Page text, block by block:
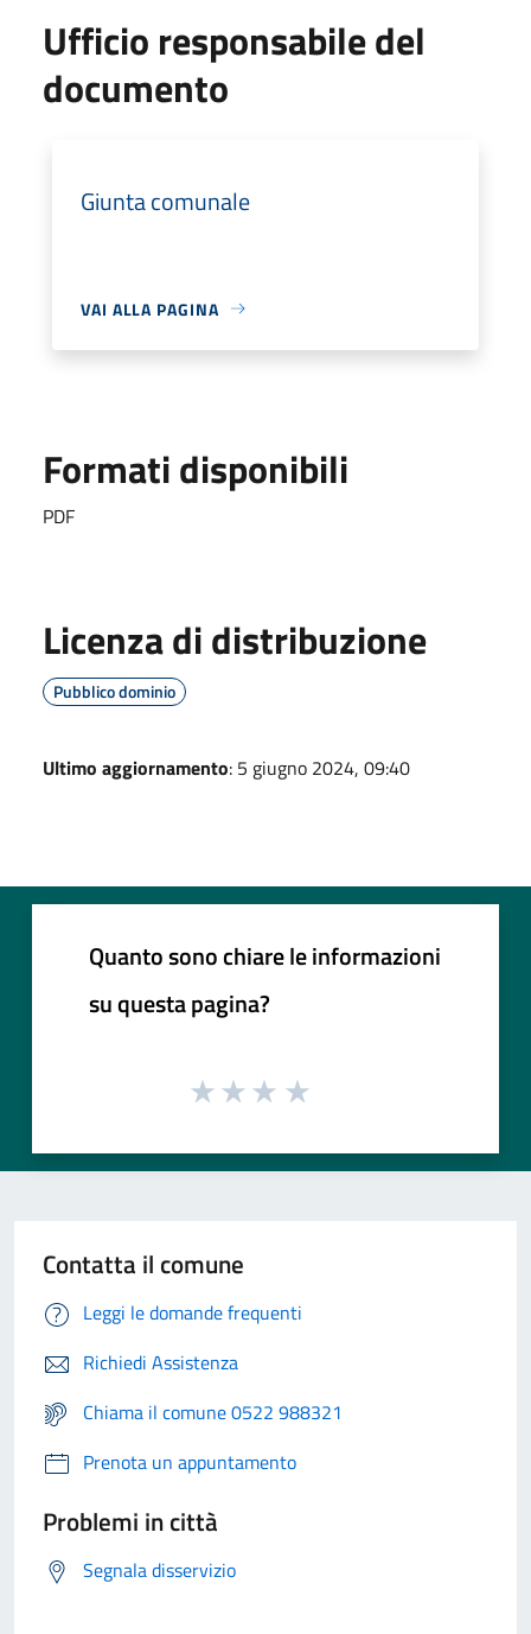
Ufficio responsabile del
documento
Giunta comunale
VAI ALLA PAGINA
Formati disponibili
PDF
Licenza di distribuzione
Pubblico dominio
Ultimo aggiornamento: 5 giugno 2024, 09:40
Quanto sono chiare le informazioni
su questa pagina?
Contatta il comune
Leggi le domande frequenti
Richiedi Assistenza
Chiama il comune 0522 988321
Prenota un appuntamento
Problemi in città
Segnala disservizio